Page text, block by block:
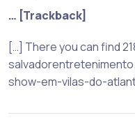
… [Trackback]
[…] There you can find
show-em-vilas-do-